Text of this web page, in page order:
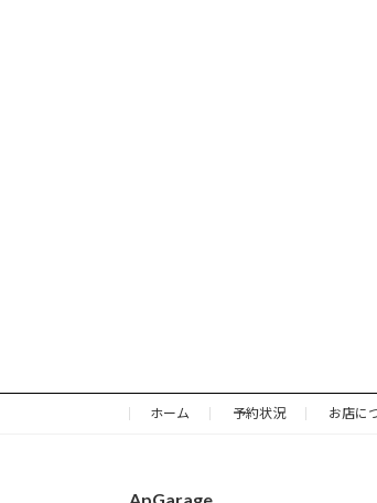
ホーム 予約状況 お店に